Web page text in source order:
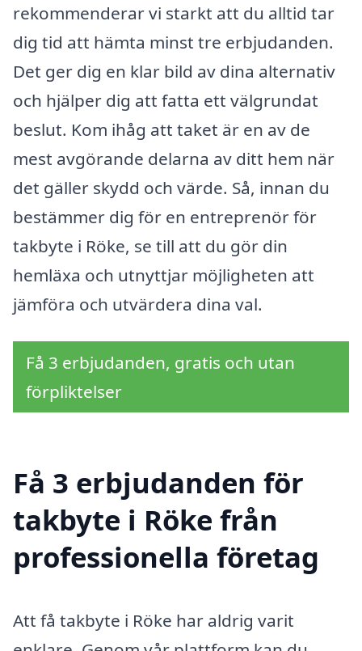
rekommenderar vi starkt att du alltid tar
dig tid att hämta minst tre erbjudanden.
Det ger dig en klar bild av dina alternativ
och hjälper dig att fatta ett välgrundat
beslut. Kom ihåg att taket är en av de
mest avgörande delarna av ditt hem när
det gäller skydd och värde. Så, innan du
bestämmer dig för en entreprenör för
takbyte i Röke, se till att du gör din
hemläxa och utnyttjar möjligheten att
jämföra och utvärdera dina val.
Få 3 erbjudanden, gratis och utan
förpliktelser
Få 3 erbjudanden för
takbyte i Röke från
professionella företag
Att få takbyte i Röke har aldrig varit